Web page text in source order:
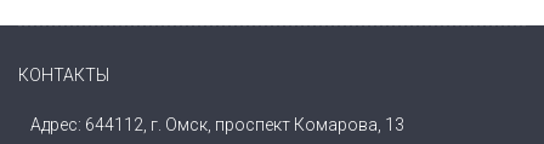
КОНТАКТЫ
Адрес: 644112, г. Омск, проспект Комарова, 13